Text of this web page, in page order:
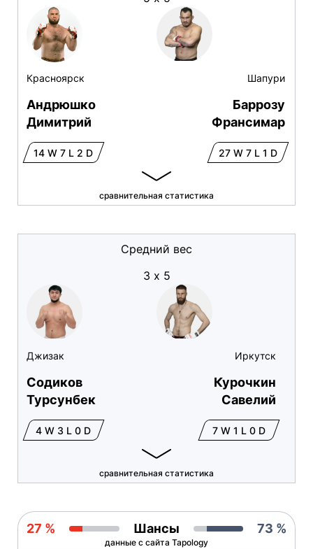
Красноярск
Андрюшко
Димитрий
14 W 7 L 2 D
Шапури
Баррозу
Франсимар
27 W 7 L 1 D
сравнительная статистика
Джизак
Содиков
Турсунбек
4 W 3 L 0 D
Средний вес
3 х 5
Иркутск
Курочкин
Савелий
7 W 1 L 0 D
сравнительная статистика
27 % Шансы 73 %
данные с сайта Tapology